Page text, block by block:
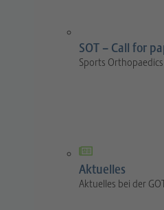
SOT – Call for
Sports
Aktuelles
Aktuelles bei der